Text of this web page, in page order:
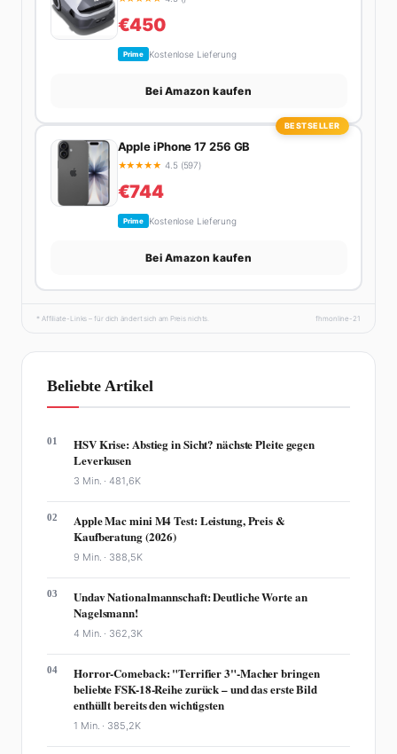
€450
Prime Kostenlose Lieferung
Bei Amazon kaufen
BESTSELLER
Apple iPhone 17 256 GB
★★★★★ 4.5 (597)
€744
Prime Kostenlose Lieferung
Bei Amazon kaufen
* Affiliate-Links – für dich ändert sich am Preis nichts. fhmonline-21
Beliebte Artikel
01
HSV Krise: Abstieg in Sicht? nächste Pleite gegen
Leverkusen
3 Min. ·481,6K
02
Apple Mac mini M4 Test: Leistung, Preis &
Kaufberatung (2026)
9 Min. · 388,5K
03
Undav Nationalmannschaft: Deutliche Worte an
Nagelsmann!
4 Min. · 362,3K
04
Horror-Comeback: "Terrifier 3"-Macher bringen
beliebte FSK-18-Reihe zurück – und das erste Bild
enthüllt bereits den wichtigsten
1 Min. · 385,2K